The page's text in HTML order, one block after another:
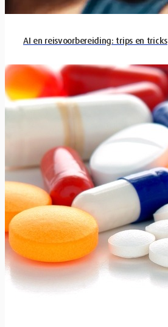
AI en reisvoorbereiding: trips en tricks